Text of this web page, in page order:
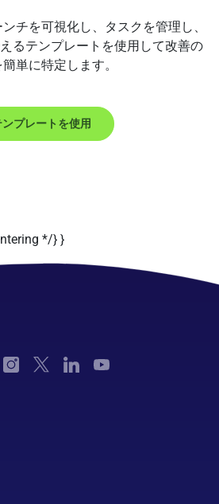
チを可視化し、タスクを管理し、
るテンプレートを使用して改善の
単に特定します。
ンプレートを使用
*/} }